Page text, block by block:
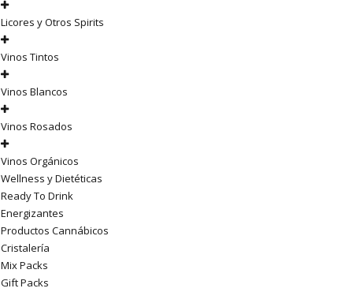
Licores y Otros Spirits
Vinos Tintos
Vinos Blancos
Vinos Rosados
Vinos Orgánicos
Wellness y Dietéticas
Ready To Drink
Energizantes
Productos Cannábicos
Cristalería
Mix Packs
Gift Packs